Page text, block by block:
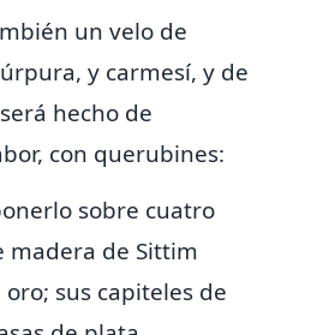
un velo de
y carmesí, y de
hecho de
con querubines:
sobre cuatro
madera de Sittim
sus capiteles de